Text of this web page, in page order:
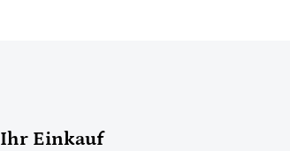
Ihr Einkauf